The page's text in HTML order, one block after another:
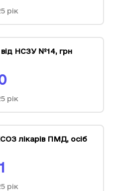
рік
НСЗУ №14, грн
рік
лікарів ПМД, осіб
1
рік